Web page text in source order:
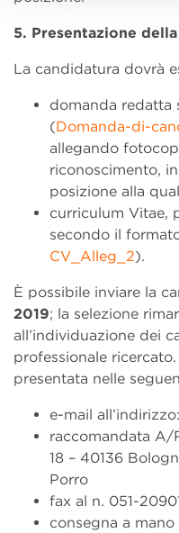
5. Presentazione
La candidatura dovrà
domanda redatta
(Domanda-di-
allegando
riconoscimento,
posizione alla
curriculum Vitae,
secondo il
CV_Alleg_2).
È possibile inviare la
2019; la selezione
all’individuazione dei
professionale
presentata nelle
e-mail all’indirizzo:
raccomandata A/
18 – 40136
Porro
fax al n. 051-
consegna a